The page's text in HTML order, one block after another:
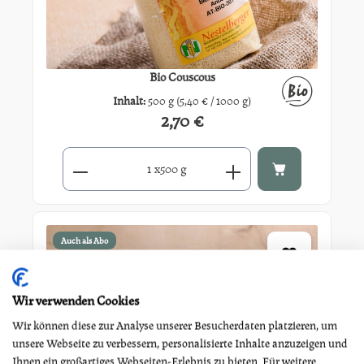
Wir verwenden Cookies
Wir können diese zur Analyse unserer Besucherdaten platzieren, um
unsere Webseite zu verbessern, personalisierte Inhalte anzuzeigen und
Bio Couscous
Inhalt:500 g (5,40 € / 1000 g)
Regulärer Preis:
2,70 €
Produkt Anzahl: Gib den gewünschten Wert ein oder benutze
x500 g
Auch als Abo